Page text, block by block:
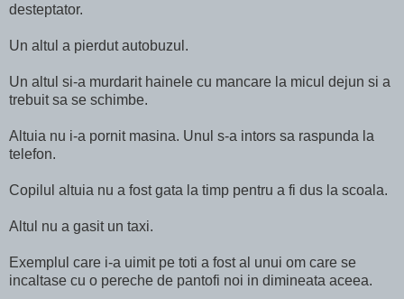
desteptator.
Un altul a pierdut autobuzul.
Un altul si-a murdarit hainele cu mancare la micul dejun si a
trebuit sa se schimbe.
Altuia nu i-a pornit masina. Unul s-a intors sa raspunda la
telefon.
Copilul altuia nu a fost gata la timp pentru a fi dus la scoala.
Altul nu a gasit un taxi.
Exemplul care i-a uimit pe toti a fost al unui om care se
incaltase cu o pereche de pantofi noi in dimineata aceea.